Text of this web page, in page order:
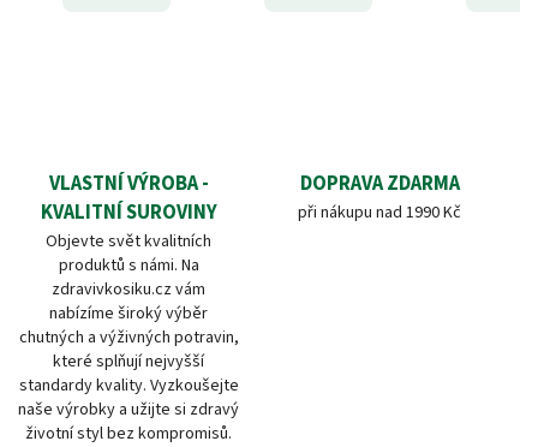
VLASTNÍ VÝROBA -
KVALITNÍ SUROVINY
Objevte svět kvalitních
produktů s námi. Na
zdravivkosiku.cz vám
nabízíme široký výběr
chutných a výživných potravin,
které splňují nejvyšší
standardy kvality. Vyzkoušejte
naše výrobky a užijte si zdravý
životní styl bez kompromisů.
DOPRAVA ZDARMA
při nákupu nad 1990 Kč